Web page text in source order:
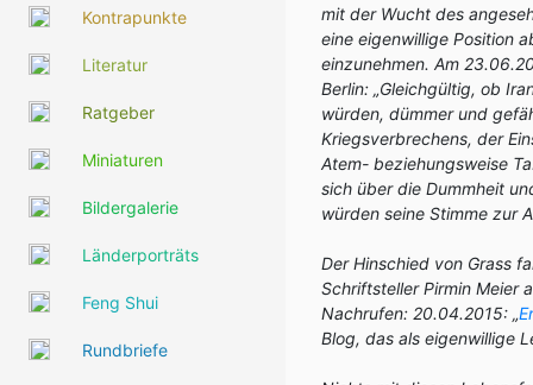
Kontrapunkte
Literatur
Ratgeber
Miniaturen
Bildergalerie
Länderporträts
Feng Shui
Rundbriefe
mit der Wucht des
eine eigenwillige Position
einzunehmen. Am
Berlin: „Gleichgültig, ob
würden, dümmer und
Kriegsverbrechens, der
Atem- beziehungsweise
sich über die Dummheit
würden seine Stimme zur
Der Hinschied von Grass
Schriftsteller Pirmin Meier
Nachrufen: 20.04.2015: „
Blog, das als eigenwillige